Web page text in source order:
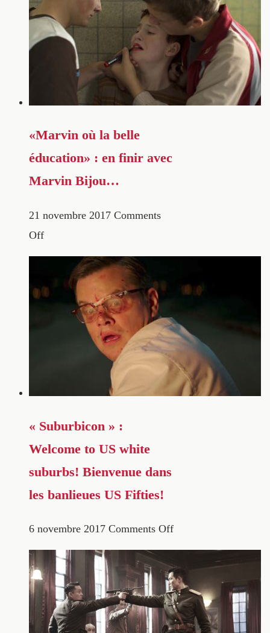
«Marvin où la belle
éducation» : en finir avec
Marvin Bijou…
21 novembre 2017 Comments
Off
« Suburbicon » :
Welcome to US white
suburbs! Bienvenue dans
les banlieues US Fifties!
6 novembre 2017 Comments Off